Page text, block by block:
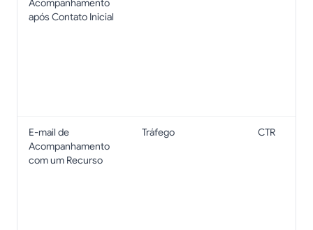
Acompanhamento
após Contato Inicial
E-mail de
Acompanhamento
com um Recurso
Tráfego CTR